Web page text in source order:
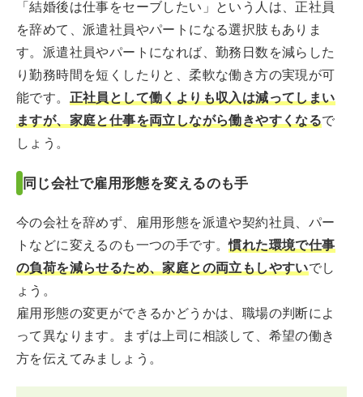
「結婚後は仕事をセーブしたい」という人は、正社員
を辞めて、派遣社員やパートになる選択肢もありま
す。派遣社員やパートになれば、勤務日数を減らした
り勤務時間を短くしたりと、柔軟な働き方の実現が可
能です。 正社員として働くよりも収入は減ってしまい
ますが、家庭と仕事を両立しながら働きやすくなるで
しょう。
同じ会社で雇用形態を変えるのも手
今の会社を辞めず、雇用形態を派遣や契約社員、パー
トなどに変えるのも一つの手です。慣れた環境で仕事
の負荷を減らせるため、家庭との両立もしやすいでし
ょう。
雇用形態の変更ができるかどうかは、職場の判断によ
って異なります。まずは上司に相談して、希望の働き
方を伝えてみましょう。